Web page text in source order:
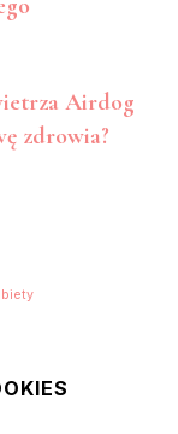
Airdog
zdrowia?